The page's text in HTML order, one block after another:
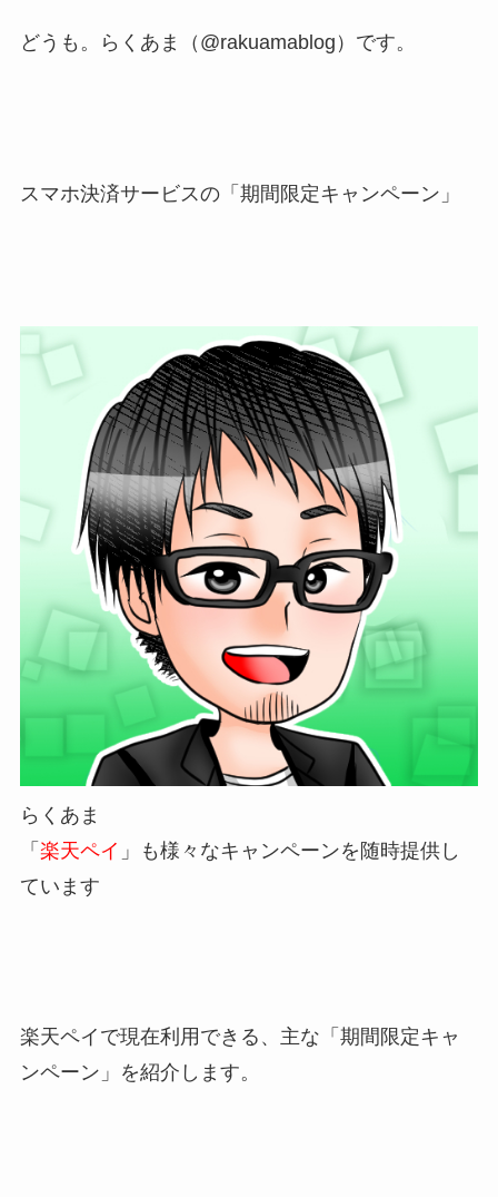
どうも。らくあま（@rakuamablog）です。
スマホ決済サービスの「期間限定キャンペーン」
らくあま
「 楽天ペイ 」も様々なキャンペーンを随時提供し
ています
楽天ペイで現在利用できる、主な「期間限定キャ
ンペーン」を紹介します。